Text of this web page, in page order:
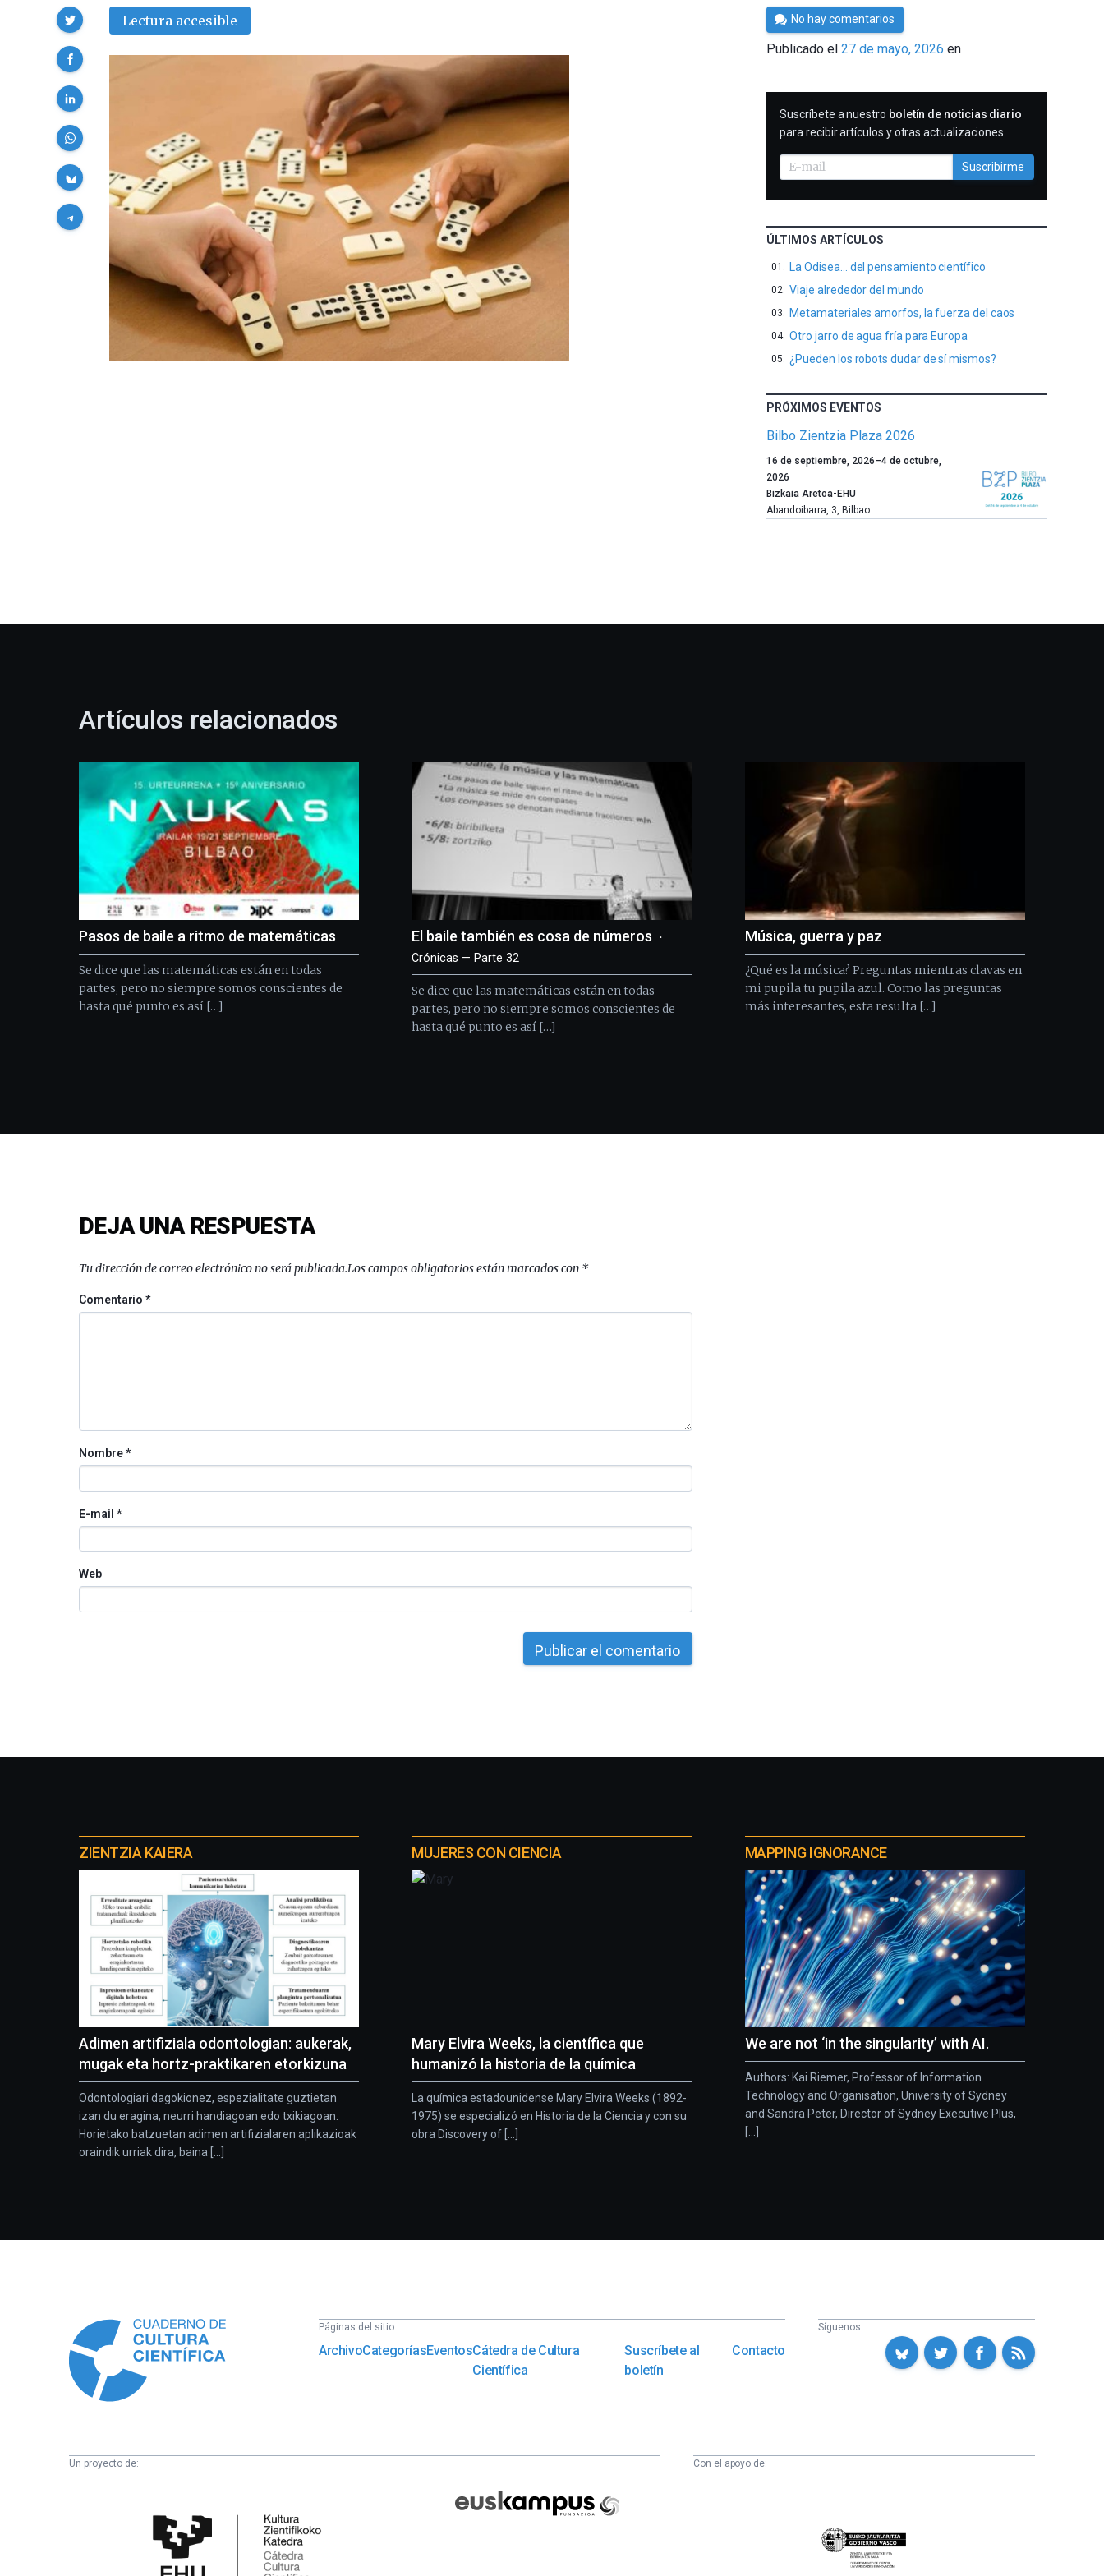
Lectura accesible
Compartir
Por
César
Tomé
No hay comentarios
Publicado el27 de mayo, 2026 en
SUSCRIBIRME
Suscríbete a nuestro boletín de noticias diario
para recibir artículos y otras actualizaciones.
Suscribirme
ÚLTIMOS ARTÍCULOS
La Odisea… del pensamiento científico
Viaje alrededor del mundo
Metamateriales amorfos, la fuerza del caos
Otro jarro de agua fría para Europa
¿Pueden los robots dudar de sí mismos?
PRÓXIMOS EVENTOS
Bilbo Zientzia Plaza 2026
Un
año
más,
Bilbao
la
festival
que
llenará
monólogos,
exposiciones,
conferencias,
docufórums
y
espectáculos
4
16 de septiembre, 2026–4 de octubre,
2026
Bizkaia Aretoa-EHU
Abandoibarra, 3, Bilbao
Artículos relacionados
Pasos de baile a ritmo de matemáticas
Se dice que las matemáticas están en todas
partes, pero no siempre somos conscientes de
hasta qué punto es así […]
El baile también es cosa de números
Crónicas — Parte 32
Se dice que las matemáticas están en todas
partes, pero no siempre somos conscientes de
hasta qué punto es así […]
Música, guerra y paz
¿Qué es la música? Preguntas mientras clavas en
mi pupila tu pupila azul. Como las preguntas
más interesantes, esta resulta […]
DEJA UNA RESPUESTA
Tu dirección de correo electrónico no será publicada.Los campos obligatorios están marcados con *
Comentario*
Nombre*
E-mail *
Web
proyectos
ZIENTZIA KAIERA
Adimen artifiziala odontologian: aukerak,
mugak eta hortz-praktikaren etorkizuna
Odontologiari dagokionez, espezialitate guztietan
izan du eragina, neurri handiagoan edo txikiagoan.
Horietako batzuetan adimen artifizialaren aplikazioak
oraindik urriak dira, baina [...]
MUJERES CON CIENCIA
Mary Elvira Weeks, la científica que
humanizó la historia de la química
La química estadounidense Mary Elvira Weeks (1892-
1975) se especializó en Historia de la Ciencia y con su
obra Discovery of [...]
MAPPING IGNORANCE
We are not ‘in the singularity’ with AI.
Authors: Kai Riemer, Professor of Information
Technology and Organisation, University of Sydney
and Sandra Peter, Director of Sydney Executive Plus,
[...]
Páginas del sitio:
ArchivoCategoríasEventosCátedra de Cultura
Científica
Suscríbete al
boletín
Contacto
Síguenos:
Un proyecto de:
Científica
Fundazioa
Con el apoyo de:
Eusko
Jaurlaritza